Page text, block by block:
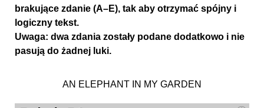
brakujące zdanie (A–E), tak aby otrzymać spójny i
logiczny tekst.
Uwaga: dwa zdania zostały podane dodatkowo i nie
pasują do żadnej luki.
AN ELEPHANT IN MY GARDEN